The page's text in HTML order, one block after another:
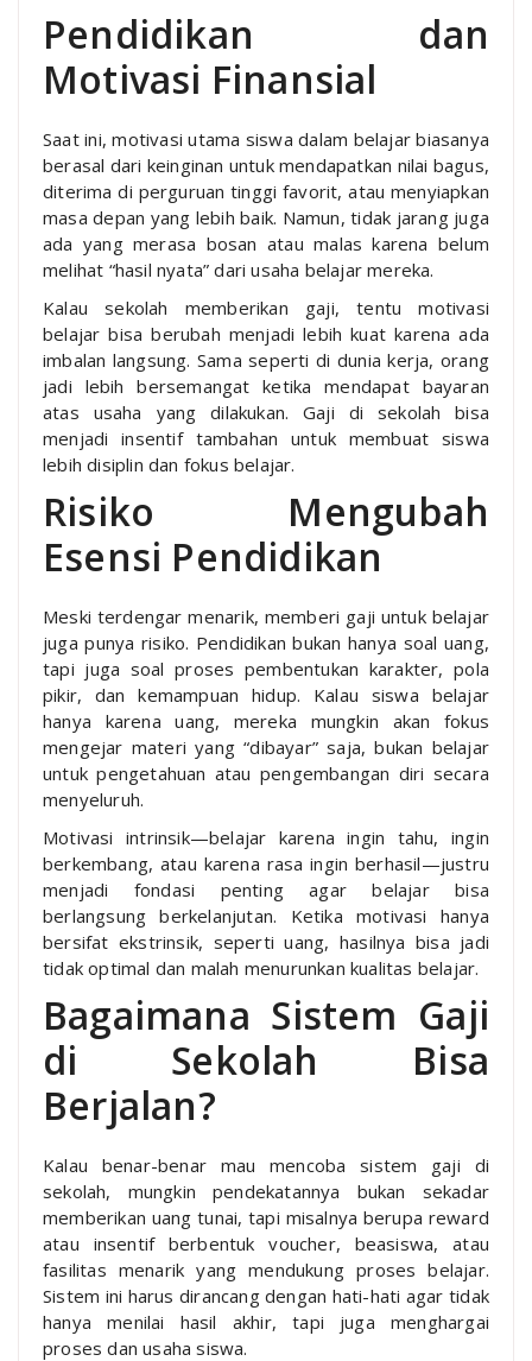
Pendidikan dan
Motivasi Finansial
Saat ini, motivasi utama siswa dalam belajar biasanya
berasal dari keinginan untuk mendapatkan nilai bagus,
diterima di perguruan tinggi favorit, atau menyiapkan
masa depan yang lebih baik. Namun, tidak jarang juga
ada yang merasa bosan atau malas karena belum
melihat “hasil nyata” dari usaha belajar mereka.
Kalau sekolah memberikan gaji, tentu motivasi
belajar bisa berubah menjadi lebih kuat karena ada
imbalan langsung. Sama seperti di dunia kerja, orang
jadi lebih bersemangat ketika mendapat bayaran
atas usaha yang dilakukan. Gaji di sekolah bisa
menjadi insentif tambahan untuk membuat siswa
lebih disiplin dan fokus belajar.
Risiko Mengubah
Esensi Pendidikan
Meski terdengar menarik, memberi gaji untuk belajar
juga punya risiko. Pendidikan bukan hanya soal uang,
tapi juga soal proses pembentukan karakter, pola
pikir, dan kemampuan hidup. Kalau siswa belajar
hanya karena uang, mereka mungkin akan fokus
mengejar materi yang “dibayar” saja, bukan belajar
untuk pengetahuan atau pengembangan diri secara
menyeluruh.
Motivasi intrinsik—belajar karena ingin tahu, ingin
berkembang, atau karena rasa ingin berhasil—justru
menjadi fondasi penting agar belajar bisa
berlangsung berkelanjutan. Ketika motivasi hanya
bersifat ekstrinsik, seperti uang, hasilnya bisa jadi
tidak optimal dan malah menurunkan kualitas belajar.
Bagaimana Sistem Gaji
di Sekolah Bisa
Berjalan?
Kalau benar-benar mau mencoba sistem gaji di
sekolah, mungkin pendekatannya bukan sekadar
memberikan uang tunai, tapi misalnya berupa reward
atau insentif berbentuk voucher, beasiswa, atau
fasilitas menarik yang mendukung proses belajar.
Sistem ini harus dirancang dengan hati-hati agar tidak
hanya menilai hasil akhir, tapi juga menghargai
proses dan usaha siswa.